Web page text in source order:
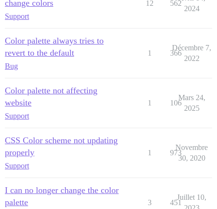
change colors
Support
12 562
2024
Color palette always tries to
revert to the default
Bug
1 366
Décembre 7,
2022
Color palette not affecting
website
Support
1 106
Mars 24,
2025
CSS Color scheme not updating
properly
Support
1 973
Novembre
30, 2020
I can no longer change the color
palette
3 451
Juillet 10,